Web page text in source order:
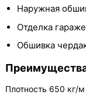
Наружная
Отделка
Обшивка
Плотность 650 кг/